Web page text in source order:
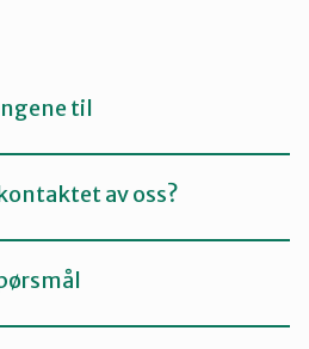
til
av oss?